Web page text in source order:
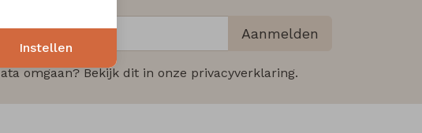
Aanmelden
omgaan? Bekijk dit in onze privacyverklaring.
Instellen